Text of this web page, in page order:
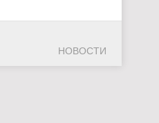
НОВОСТИ